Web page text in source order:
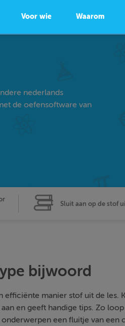
Voor wie Waarom
nederlands
de oefensoftware van
Sluit aan op de stof
bijwoord
manier stof uit de les.
en geeft handige tips. Zo
een fluitje van een